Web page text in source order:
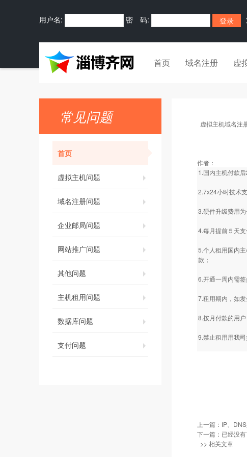
用户名: 密 码:
首页 域名注册 虚
常见问题
首页
虚拟主机问题
域名注册问题
企业邮局问题
网站推广问题
其他问题
主机租用问题
数据库问题
支付问题
虚拟主机域名注
作者：
1.国内主机付款
2.7x24小时技术
3.硬件升级费用
4.每月提前５天
5.个人租用国内
款；
6.开通一周内需
7.租用期内，如
8.按月付款的用
9.禁止租用用我司
上一篇： IP、
下一篇：已经没有
>> 相关文章